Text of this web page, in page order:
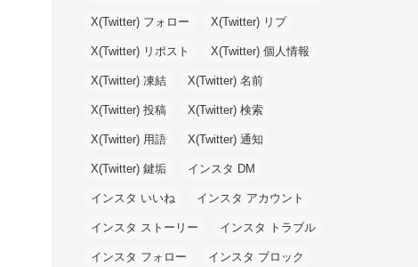
X(Twitter) フォロー X(Twitter) リプ
X(Twitter) リポスト X(Twitter) 個人情報
X(Twitter) 凍結 X(Twitter) 名前
X(Twitter) 投稿 X(Twitter) 検索
X(Twitter) 用語 X(Twitter) 通知
X(Twitter) 鍵垢 インスタ DM
インスタ いいね インスタ アカウント
インスタ ストーリー インスタ トラブル
インスタ フォロー インスタ ブロック